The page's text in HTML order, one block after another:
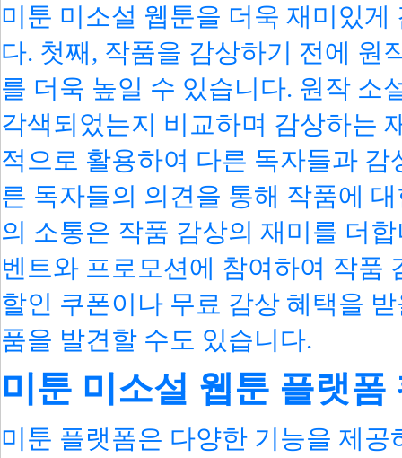
미툰 미소설 웹툰을 더욱 재미있
다. 첫째, 작품을 감상하기 전에 원
를 더욱 높일 수 있습니다. 원작 소
각색되었는지 비교하며 감상하는
적으로 활용하여 다른 독자들과
른 독자들의 의견을 통해 작품에
의 소통은 작품 감상의 재미를 더
벤트와 프로모션에 참여하여 작품
할인 쿠폰이나 무료 감상 혜택을
품을 발견할 수도 있습니다.
미툰 미소설 웹툰 플랫
미툰 플랫폼은 다양한 기능을 제